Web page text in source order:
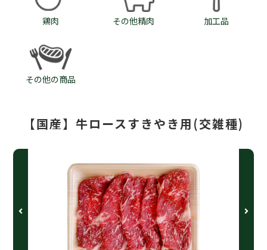
鶏肉 その他精肉 加工品
その他の商品
【国産】牛ロースすきやき用(交雑種)